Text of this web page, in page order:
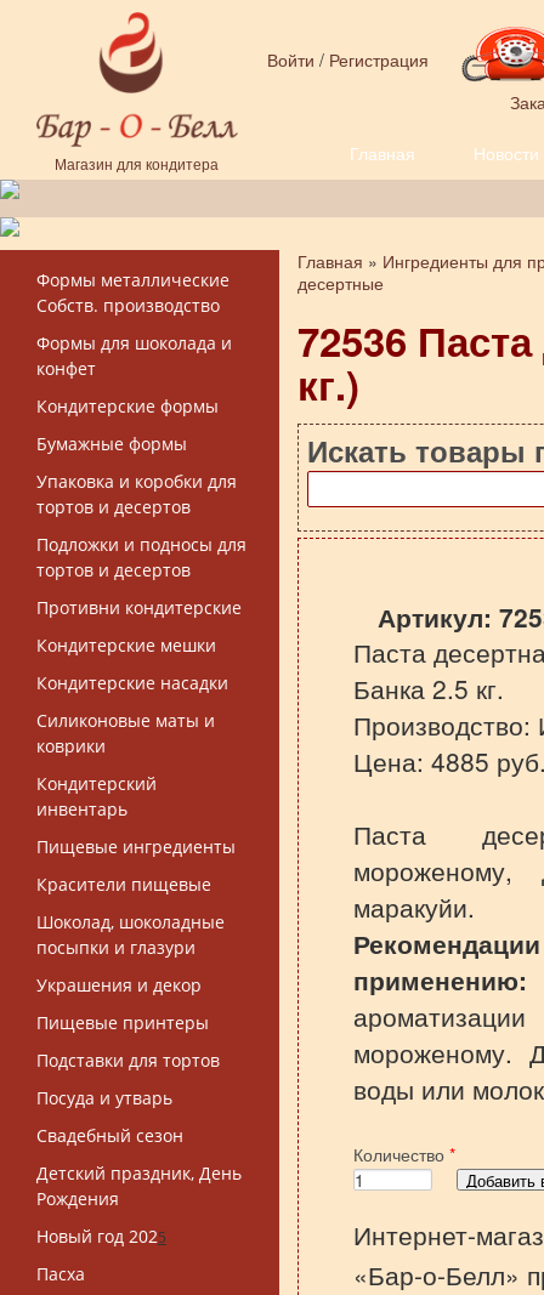
Перейти к основному содержанию
Магазин для кондитера
Войти / Регистрация
Главная Новости
Форма поиска
Формы металлические
Собств. производство
Формы для шоколада и
конфет
Кондитерские формы
Бумажные формы
Упаковка и коробки для
тортов и десертов
Подложки и подносы для
тортов и десертов
Противни кондитерские
Кондитерские мешки
Кондитерские насадки
Силиконовые маты и
коврики
Кондитерский
инвентарь
Пищевые ингредиенты
Красители пищевые
Шоколад, шоколадные
посыпки и глазури
Украшения и декор
Пищевые принтеры
Подставки для тортов
Посуда и утварь
Свадебный сезон
Детский праздник, День
Рождения
Новый год 2025
Пасха
Вы здесь
Главная » Ингредиенты для
десертные
72536
кг.)
Искать товары
Артикул:
Паста
Банка 2.5 кг.
Цена: 4885
Паста
мороженому,
маракуйи.
применению:
мороженому.
воды или
Количество *
Интернет-
«Бар-о-Белл»